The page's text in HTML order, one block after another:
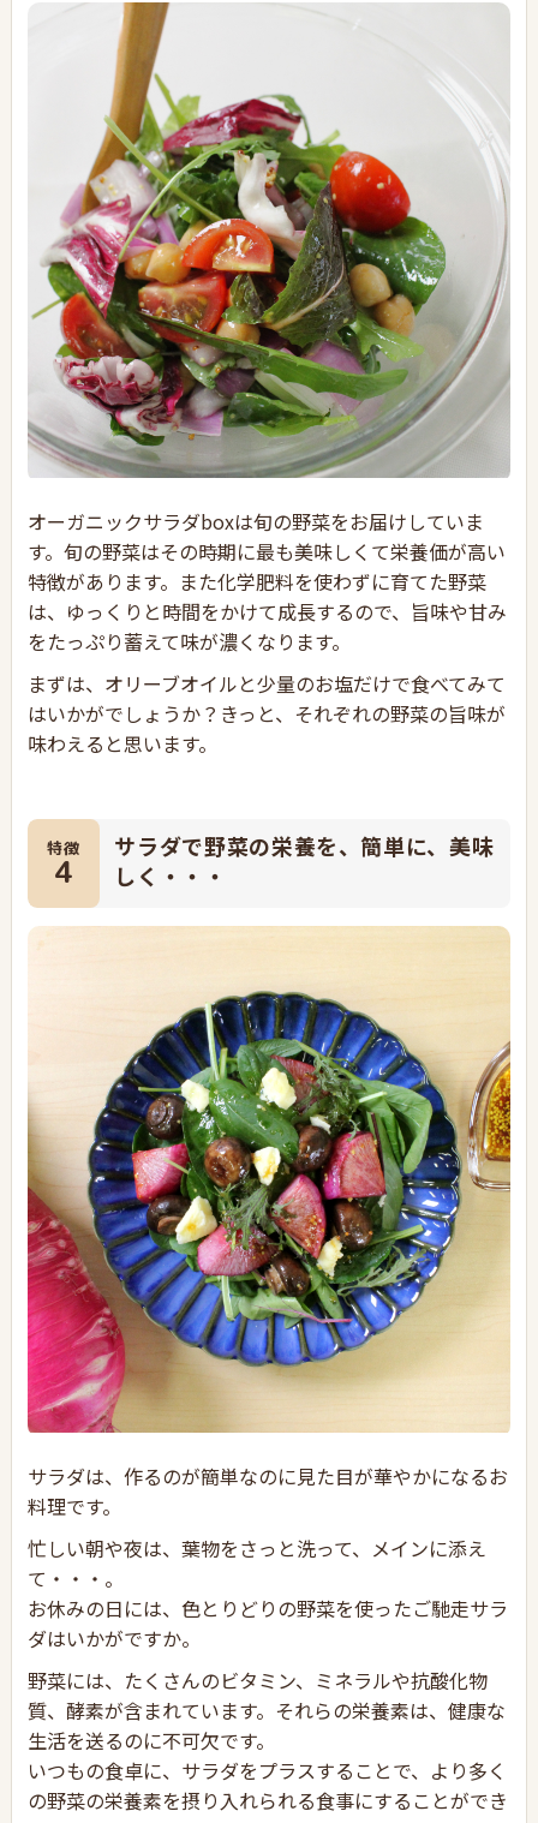
オーガニックサラダboxは旬の野菜をお届けしていま
す。旬の野菜はその時期に最も美味しくて栄養価が高い
特徴があります。また化学肥料を使わずに育てた野菜
は、ゆっくりと時間をかけて成長するので、旨味や甘み
をたっぷり蓄えて味が濃くなります。
まずは、オリーブオイルと少量のお塩だけで食べてみて
はいかがでしょうか？きっと、それぞれの野菜の旨味が
味わえると思います。
特徴
4
サラダで野菜の栄養を、簡単に、美味
しく・・・
サラダは、作るのが簡単なのに見た目が華やかになるお
料理です。
忙しい朝や夜は、葉物をさっと洗って、メインに添え
て・・・。
お休みの日には、色とりどりの野菜を使ったご馳走サラ
ダはいかがですか。
野菜には、たくさんのビタミン、ミネラルや抗酸化物
質、酵素が含まれています。それらの栄養素は、健康な
生活を送るのに不可欠です。
いつもの食卓に、サラダをプラスすることで、より多く
の野菜の栄養素を摂り入れられる食事にすることができ